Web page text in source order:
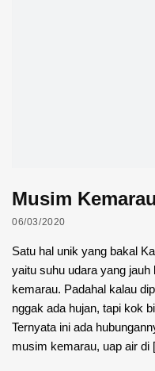
Musim
06/03/2020
Satu hal unik yang bakal
yaitu suhu udara yang
kemarau. Padahal kalau
nggak ada hujan, tapi kok
Ternyata ini ada
musim kemarau, uap air